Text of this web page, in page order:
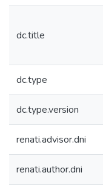
dc.title
dc.type
dc.type.version
renati.advisor.dni
renati.author.dni